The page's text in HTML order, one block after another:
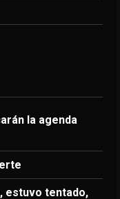
la agenda
estuvo tentado,